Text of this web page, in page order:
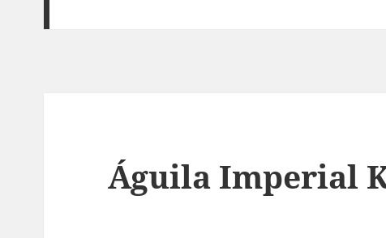
Águila Imperial